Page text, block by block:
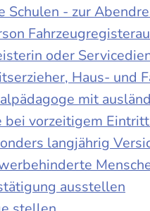
- zur
oder
Haus- und
mit
vorzeitigem
langjährig
ausstellen